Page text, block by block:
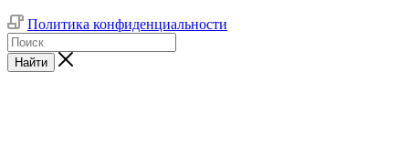
Политика конфиденциальности
Найти